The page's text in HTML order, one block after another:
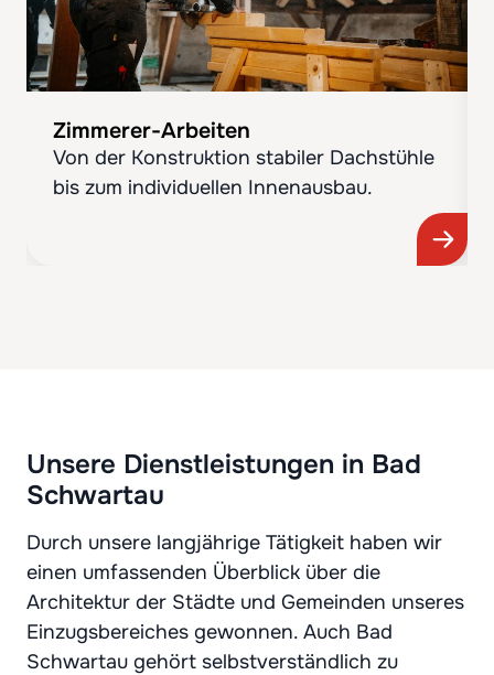
Zimmerer-Arbeiten
Von der Konstruktion stabiler Dachstühle
bis zum individuellen Innenausbau.
Unsere Dienstleistungen in Bad
Schwartau
Durch unsere langjährige Tätigkeit haben wir
einen umfassenden Überblick über die
Architektur der Städte und Gemeinden unseres
Einzugsbereiches gewonnen. Auch Bad
Schwartau gehört selbstverständlich zu